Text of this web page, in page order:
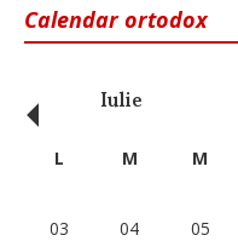
Calendar ortodox
Iulie
‹ L M M
03
04 05